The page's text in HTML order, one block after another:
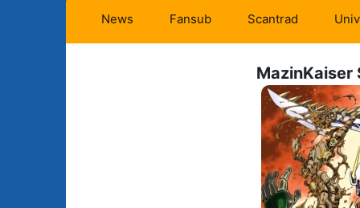
News Fansub
Animes en cours (1)
Animes terminés
Animes licenciés
Scantrad
Mangas en cours
(Privés) (4)
Mangas en cours
(Publics) (11)
Mangas terminés
(Privés) (132)
MazinKaiser